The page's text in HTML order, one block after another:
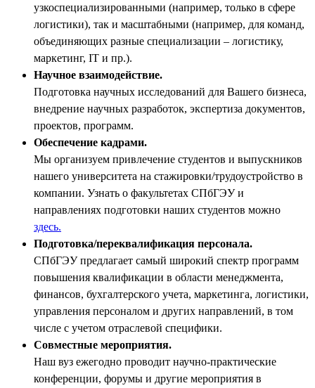
узкоспециализированными (например, только в сфере
логистики), так и масштабными (например, для команд,
объединяющих разные специализации – логистику,
маркетинг, IT и пр.).
Научное взаимодействие.
Подготовка научных исследований для Вашего бизнеса,
внедрение научных разработок, экспертиза документов,
проектов, программ.
Обеспечение кадрами.
Мы организуем привлечение студентов и выпускников
нашего университета на стажировки/трудоустройство в
компании. Узнать о факультетах СПбГЭУ и
направлениях подготовки наших студентов можно
здесь.
Подготовка/переквалификация персонала.
СПбГЭУ предлагает самый широкий спектр программ
повышения квалификации в области менеджмента,
финансов, бухгалтерского учета, маркетинга, логистики,
управления персоналом и других направлений, в том
числе с учетом отраслевой специфики.
Совместные мероприятия.
Наш вуз ежегодно проводит научно-практические
конференции, форумы и другие мероприятия в